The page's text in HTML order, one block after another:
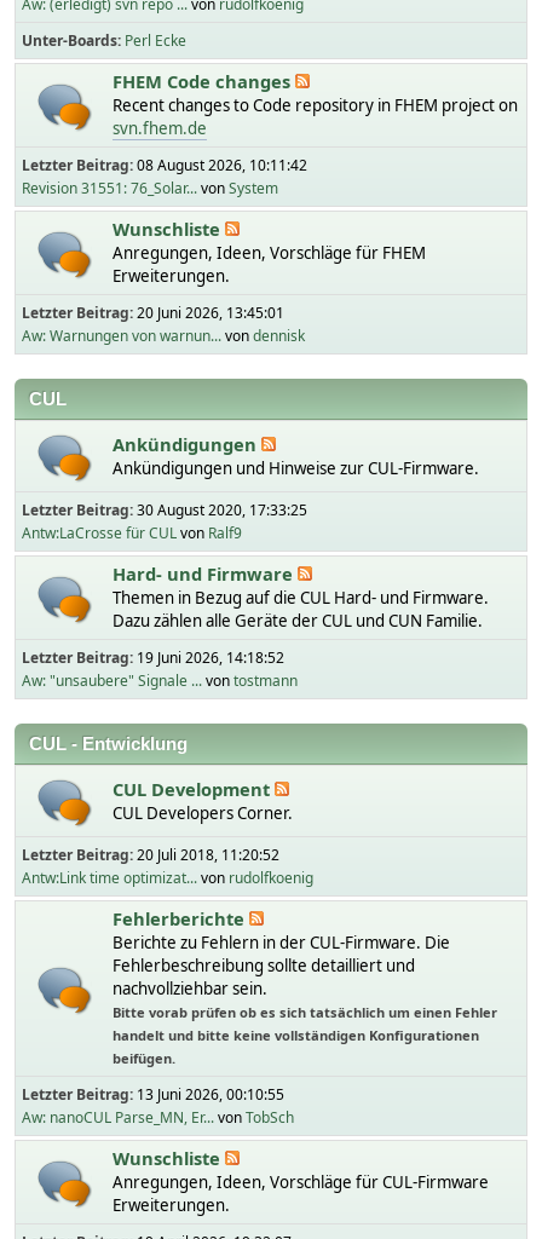
Aw: (erledigt) svn repo ...von rudolfkoenig
Unter-Boards Perl Ecke
FHEM Code changes
Recent changes to Code repository in FHEM project on
svn.fhem.de
Letzter Beitrag:08 August 2026, 10:11:42
Revision 31551: 76_Solar...vonSystem
Wunschliste
Anregungen, Ideen, Vorschläge für FHEM
Erweiterungen.
Letzter Beitrag:20 Juni 2026, 13:45:01
Aw: Warnungen von warnun...vondennisk
CUL
Ankündigungen
Ankündigungen und Hinweise zur CUL-Firmware.
Letzter Beitrag:30 August 2020, 17:33:25
Antw:LaCrosse für CULvon Ralf9
Hard- und Firmware
Themen in Bezug auf die CUL Hard- und Firmware.
Dazu zählen alle Geräte der CUL und CUN Familie.
Letzter Beitrag: 19 Juni 2026, 14:18:52
Aw: "unsaubere" Signale ...vontostmann
CUL - Entwicklung
CUL Development
CUL Developers Corner.
Letzter Beitrag:20 Juli 2018, 11:20:52
Antw:Link time optimizat...von rudolfkoenig
Fehlerberichte
Berichte zu Fehlern in der CUL-Firmware. Die
Fehlerbeschreibung sollte detailliert und
nachvollziehbar sein.
Bitte vorab prüfen ob es sich tatsächlich um einen Fehler
handelt und bitte keine vollständigen Konfigurationen
beifügen.
Letzter Beitrag: 13 Juni 2026, 00:10:55
Aw: nanoCUL Parse_MN, Er...vonTobSch
Wunschliste
Anregungen, Ideen, Vorschläge für CUL-Firmware
Erweiterungen.